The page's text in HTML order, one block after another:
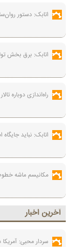
اتابک: دستور
اتابک: برق بخش
راه‌اندازی دوباره
اتابک: نباید
مکانیسم ماشه
آخرين اخبار
سردار محبی: